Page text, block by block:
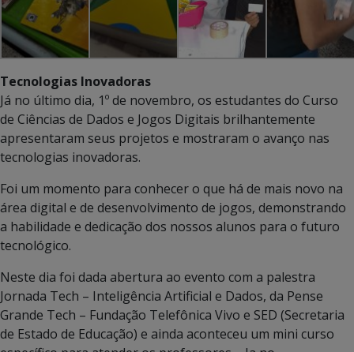
Tecnologias Inovadoras
Já no último dia, 1º de novembro, os estudantes do Curso
de Ciências de Dados e Jogos Digitais brilhantemente
apresentaram seus projetos e mostraram o avanço nas
tecnologias inovadoras.
Foi um momento para conhecer o que há de mais novo na
área digital e de desenvolvimento de jogos, demonstrando
a habilidade e dedicação dos nossos alunos para o futuro
tecnológico.
Neste dia foi dada abertura ao evento com a palestra
Jornada Tech – Inteligência Artificial e Dados, da Pense
Grande Tech – Fundação Telefônica Vivo e SED (Secretaria
de Estado de Educação) e ainda aconteceu um mini curso